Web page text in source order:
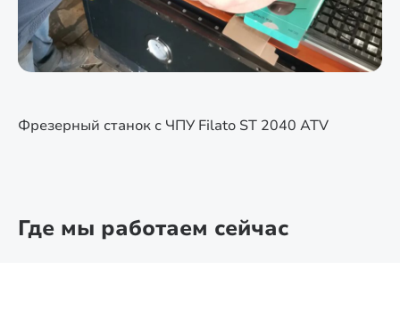
Фрезерный станок с ЧПУ Filato ST 2040 ATV
Где мы работаем сейчас